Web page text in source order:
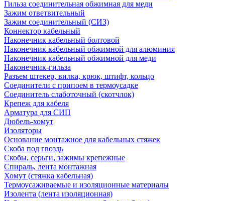
Гильза соединительная обжимная для меди
Зажим ответвительный
Зажим соединительный (СИЗ)
Коннектор кабельный
Наконечник кабельный болтовой
Наконечник кабельный обжимной для алюминия
Наконечник кабельный обжимной для меди
Наконечник-гильза
Разъем штекер, вилка, крюк, штифт, кольцо
Соединители с припоем в термоусадке
Соединитель слаботочный (скотчлок)
Крепеж для кабеля
Арматура для СИП
Дюбель-хомут
Изоляторы
Основание монтажное для кабельных стяжек
Скоба под гвоздь
Скобы, серьги, зажимы крепежные
Спираль, лента монтажная
Хомут (стяжка кабельная)
Термоусаживаемые и изоляционные материалы
Изолента (лента изоляционная)